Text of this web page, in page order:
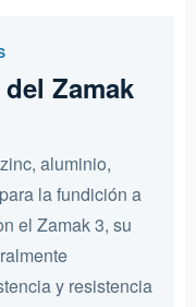
Zamak
aluminio,
la fundición a
el Zamak 3, su
y resistencia